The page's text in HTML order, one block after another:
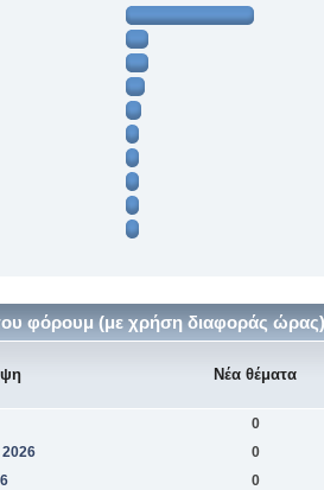
φόρουμ (με χρήση διαφοράς ώρας)
Νέα θέματα
0
0
0